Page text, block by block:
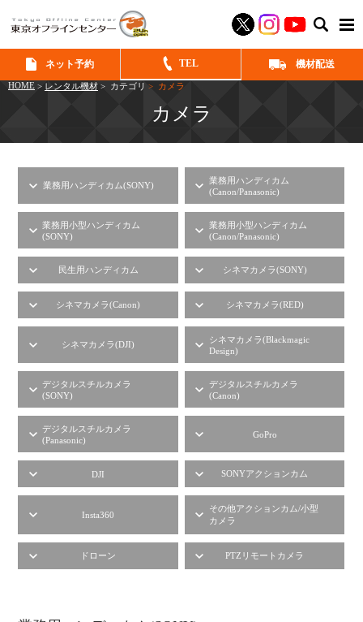
ネット予約 TEL 機材配送
HOME > レンタル機材 > カテゴリ > カメラ
カメラ
業務用ハンディカム(SONY)
業務用ハンディカム
(Canon/Panasonic)
業務用小型ハンディカム
(SONY)
業務用小型ハンディカム
(Canon/Panasonic)
民生用ハンディカム シネマカメラ(SONY)
シネマカメラ(Canon) シネマカメラ(RED)
シネマカメラ(DJI)
シネマカメラ(Blackmagic
Design)
デジタルスチルカメラ
(SONY)
デジタルスチルカメラ
(Canon)
デジタルスチルカメラ
(Panasonic)
GoPro
DJI SONYアクションカム
Insta360
その他アクションカム/小型
カメラ
ドローン PTZリモートカメラ